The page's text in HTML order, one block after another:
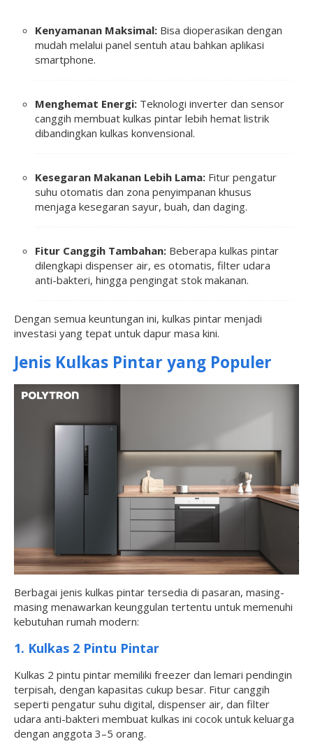
Kenyamanan Maksimal: Bisa dioperasikan dengan
mudah melalui panel sentuh atau bahkan aplikasi
smartphone.
Menghemat Energi: Teknologi inverter dan sensor
canggih membuat kulkas pintar lebih hemat listrik
dibandingkan kulkas konvensional.
Kesegaran Makanan Lebih Lama: Fitur pengatur
suhu otomatis dan zona penyimpanan khusus
menjaga kesegaran sayur, buah, dan daging.
Fitur Canggih Tambahan: Beberapa kulkas pintar
dilengkapi dispenser air, es otomatis, filter udara
anti-bakteri, hingga pengingat stok makanan.
Dengan semua keuntungan ini, kulkas pintar menjadi
investasi yang tepat untuk dapur masa kini.
Jenis Kulkas Pintar yang Populer
Berbagai jenis kulkas pintar tersedia di pasaran, masing-
masing menawarkan keunggulan tertentu untuk memenuhi
kebutuhan rumah modern:
1. Kulkas 2 Pintu Pintar
Kulkas 2 pintu pintar memiliki freezer dan lemari pendingin
terpisah, dengan kapasitas cukup besar. Fitur canggih
seperti pengatur suhu digital, dispenser air, dan filter
udara anti-bakteri membuat kulkas ini cocok untuk keluarga
dengan anggota 3–5 orang.